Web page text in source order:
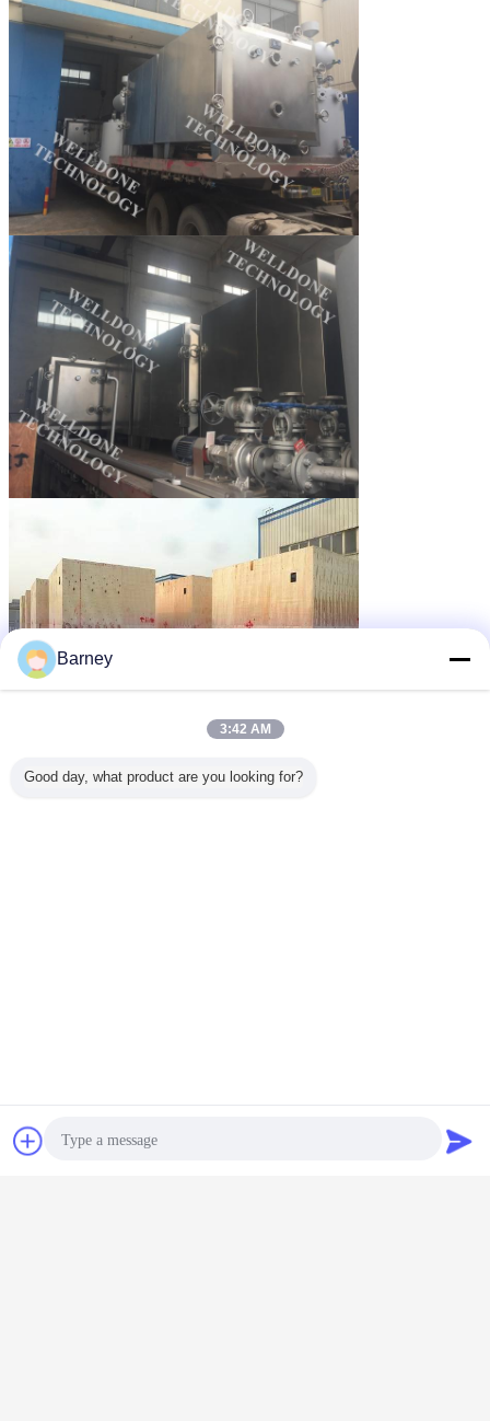
mesin pengering buah
Obrolan
Barney
3:42 AM
Good day, what product are you looking for?